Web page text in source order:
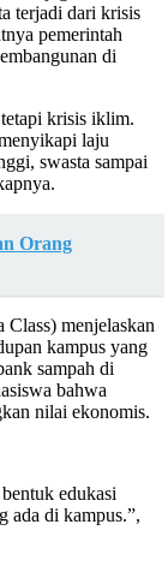
terjadi dari krisis
pemerintah
di
krisis iklim.
laju
swasta sampai
Orang
menjelaskan
kampus yang
sampah di
bahwa
nilai ekonomis.
edukasi
ada di kampus.”,